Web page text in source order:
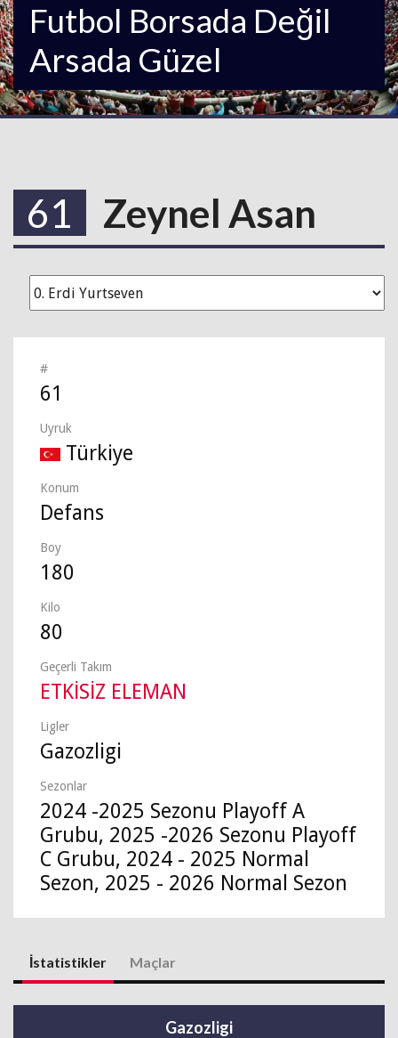
Futbol Borsada Değil
Arsada Güzel
61 Zeynel Asan
#
61
Uyruk
Türkiye
Konum
Defans
Boy
180
Kilo
80
Geçerli Takım
ETKİSİZ ELEMAN
Ligler
Gazozligi
Sezonlar
2024 -2025 Sezonu Playoff A
Grubu, 2025 -2026 Sezonu Playoff
C Grubu, 2024 - 2025 Normal
Sezon, 2025 - 2026 Normal Sezon
İstatistikler Maçlar
Gazozligi